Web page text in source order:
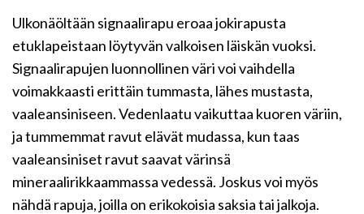
Ulkonäöltään signaalirapu eroaa jokirapusta
etuklapeistaan löytyvän valkoisen läiskän vuoksi.
Signaalirapujen luonnollinen väri voi vaihdella
voimakkaasti erittäin tummasta, lähes mustasta,
vaaleansiniseen. Vedenlaatu vaikuttaa kuoren väriin,
ja tummemmat ravut elävät mudassa, kun taas
vaaleansiniset ravut saavat värinsä
mineraalirikkaammassa vedessä. Joskus voi myös
nähdä rapuja, joilla on erikokoisia saksia tai jalkoja.